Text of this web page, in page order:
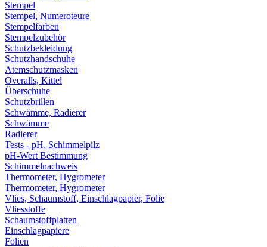
Stempel
Stempel, Numeroteure
Stempelfarben
Stempelzubehör
Schutzbekleidung
Schutzhandschuhe
Atemschutzmasken
Overalls, Kittel
Überschuhe
Schutzbrillen
Schwämme, Radierer
Schwämme
Radierer
Tests - pH, Schimmelpilz
pH-Wert Bestimmung
Schimmelnachweis
Thermometer, Hygrometer
Thermometer, Hygrometer
Vlies, Schaumstoff, Einschlagpapier, Folie
Vliesstoffe
Schaumstoffplatten
Einschlagpapiere
Folien